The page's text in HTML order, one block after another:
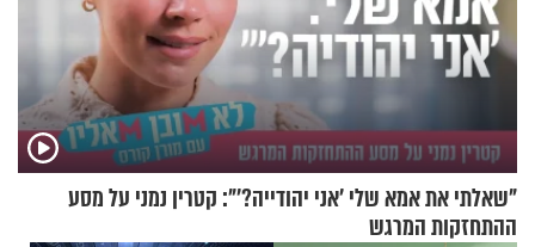
"שאלתי את אמא שלי 'אני יהודייה?'": קטרין נמני על מסע
ההתחזקות המרגש